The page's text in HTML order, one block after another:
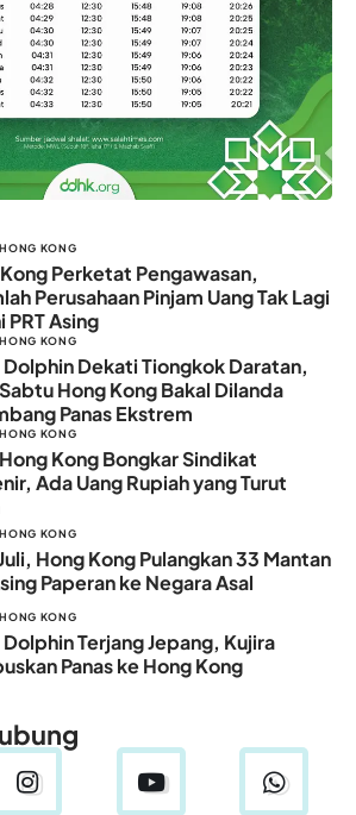
HONG KONG
Perketat Pengawasan,
Perusahaan Pinjam Uang Tak Lagi
PRT Asing
HONG KONG
Dolphin Dekati Tiongkok Daratan,
Hong Kong Bakal Dilanda
Panas Ekstrem
HONG KONG
Kong Bongkar Sindikat
Ada Uang Rupiah yang Turut
HONG KONG
Hong Kong Pulangkan 33 Mantan
Paperan ke Negara Asal
HONG KONG
Terjang Jepang, Kujira
Panas ke Hong Kong